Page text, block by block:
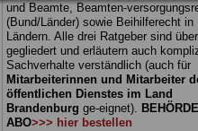
und Beamte, Beamten-
(Bund/Länder) sowie Beihilferecht in
Ländern. Alle drei Ratgeber sind
gegliedert und erläutern auch
Sachverhalte verständlich (auch für
Mitarbeiterinnen und Mitarbeiter
öffentlichen Dienstes im Land
Brandenburg ge-eignet).
ABO>>> hier bestellen